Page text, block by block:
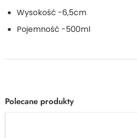
Wysokość -6,5cm
Pojemność -500ml
Polecane produkty